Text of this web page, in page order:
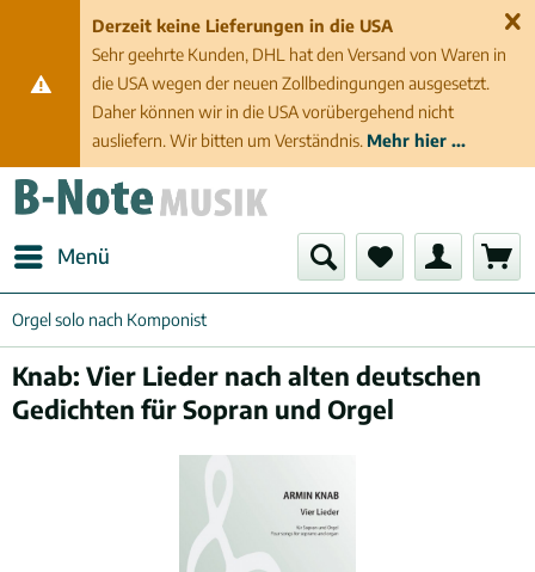
Derzeit keine Lieferungen in die USA
Sehr geehrte Kunden, DHL hat den Versand von Waren in
die USA wegen der neuen Zollbedingungen ausgesetzt.
Daher können wir in die USA vorübergehend nicht
ausliefern. Wir bitten um Verständnis. Mehr hier ...
Menü
Orgel solo nach Komponist
Knab: Vier Lieder nach alten deutschen
Gedichten für Sopran und Orgel